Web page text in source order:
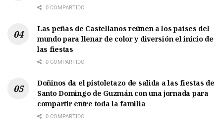
0 COMPARTIDO
Las peñas de Castellanos reúnen a los países del
mundo para llenar de color y diversión el inicio de
las fiestas
0 COMPARTIDO
Doñinos da el pistoletazo de salida a las fiestas de
Santo Domingo de Guzmán con una jornada para
compartir entre toda la familia
0 COMPARTIDO